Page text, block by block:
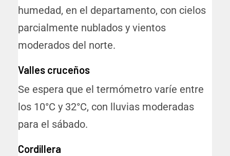
humedad, en el departamento, con cielos
parcialmente nublados y vientos
moderados del norte.
Valles cruceños
Se espera que el termómetro varíe entre
los 10°C y 32°C, con lluvias moderadas
para el sábado.
Cordillera